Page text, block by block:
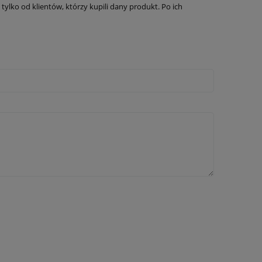
tylko od klientów, którzy kupili dany produkt. Po ich